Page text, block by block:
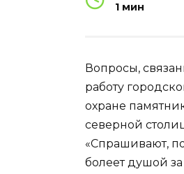
1 мин
Вопросы,
работу
охране
северной
«Спрашивают,
болеет душой